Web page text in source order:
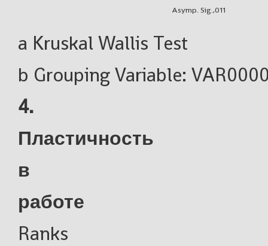
Asymp. Sig.,011
a Kruskal Wallis Test
b Grouping Variable:
4.
Пластичность
в
работе
Ranks